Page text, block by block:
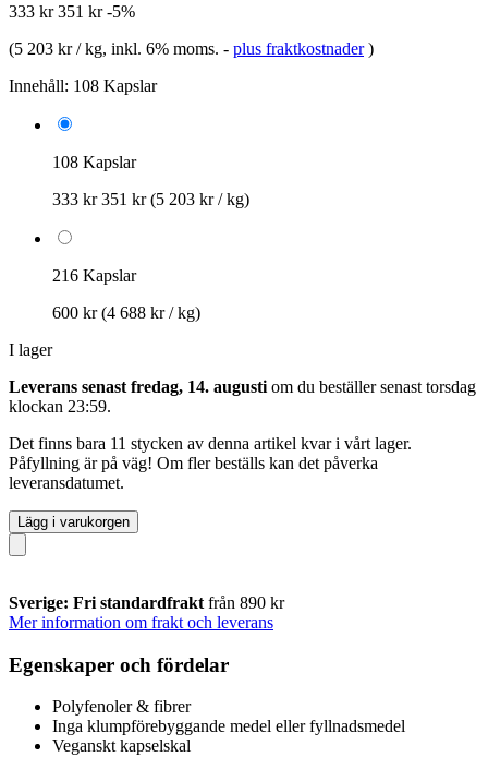
333 kr 351 kr -5%
(5 203 kr / kg, inkl. 6% moms. - plus fraktkostnader )
Innehåll: 108 Kapslar
108 Kapslar
333 kr351 kr (5 203 kr / kg)
216 Kapslar
600 kr(4 688 kr / kg)
I lager
Leverans senast fredag, 14. augusti om du beställer senast torsdag
klockan 23:59.
Det finns bara 11 stycken av denna artikel kvar i vårt lager.
Påfyllning är på väg! Om fler beställs kan det påverka
leveransdatumet.
Lägg i varukorgen
Sverige: Fri standardfrakt från 890 kr
Mer information om frakt och leverans
Egenskaper och fördelar
Polyfenoler & fibrer
Inga klumpförebyggande medel eller fyllnadsmedel
Veganskt kapselskal